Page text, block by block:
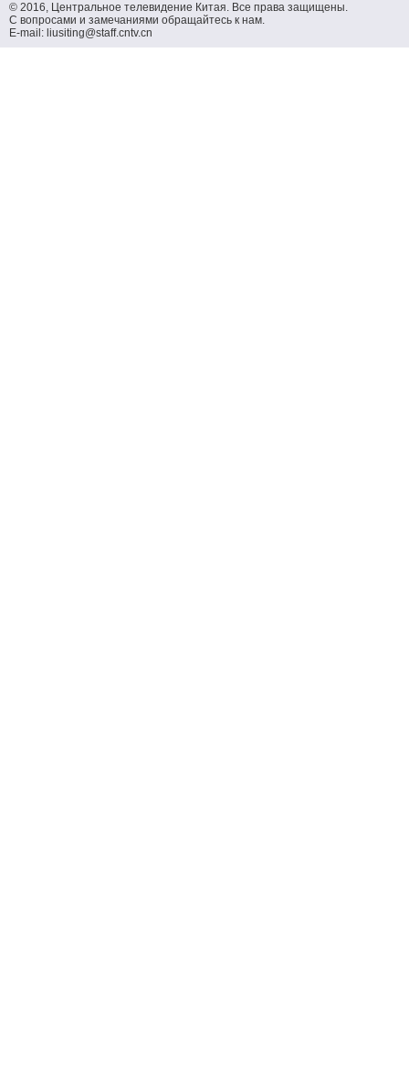
© 2016, Центральное телевидение Китая. Все права защищены.
С вопросами и замечаниями обращайтесь к нам.
E-mail: liusiting@staff.cntv.cn